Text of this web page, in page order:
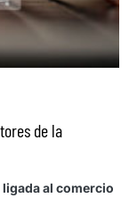
de la
al comercio